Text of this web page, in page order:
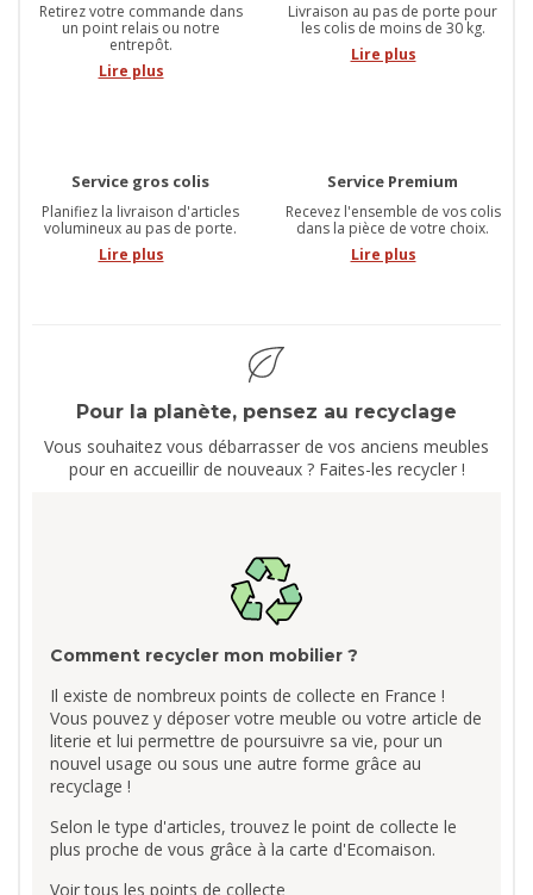
Retirez votre commande dans
un point relais ou notre
entrepôt.
Lire plus
Livraison au pas de porte pour
les colis de moins de 30 kg.
Lire plus
Service gros colis
Planifiez la livraison d'articles
volumineux au pas de porte.
Lire plus
Service Premium
Recevez l'ensemble de vos colis
dans la pièce de votre choix.
Lire plus
Pour la planète, pensez au recyclage
Vous souhaitez vous débarrasser de vos anciens meubles
pour en accueillir de nouveaux ? Faites-les recycler !
Comment recycler mon mobilier ?
Il existe de nombreux points de collecte en France !
Vous pouvez y déposer votre meuble ou votre article de
literie et lui permettre de poursuivre sa vie, pour un
nouvel usage ou sous une autre forme grâce au
recyclage !
Selon le type d'articles, trouvez le point de collecte le
plus proche de vous grâce à la carte d'Ecomaison.
Voir tous les points de collecte